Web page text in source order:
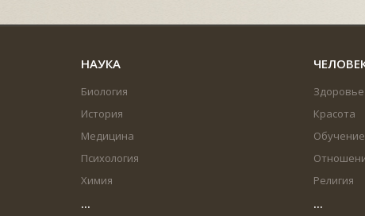
НАУКА
Биология
История
Медицина
Психология
Химия
...
Здоровье
Красота
Обучение
Религия
...